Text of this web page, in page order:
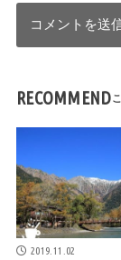
RECOMMEND
2019.11.02